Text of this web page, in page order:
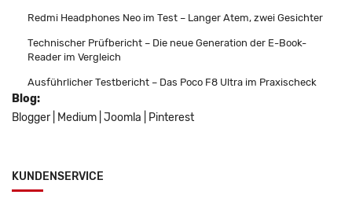
Redmi Headphones Neo im Test – Langer Atem, zwei Gesichter
Technischer Prüfbericht – Die neue Generation der E-Book-
Reader im Vergleich
Ausführlicher Testbericht – Das Poco F8 Ultra im Praxischeck
Blog:
Blogger
Medium Joomla Pinterest
KUNDENSERVICE